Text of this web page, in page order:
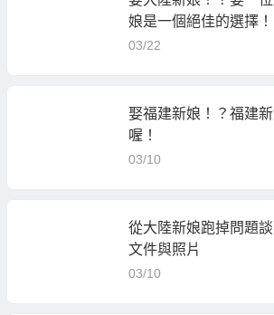
娘是一個絕佳的選擇！
03/22
娶福建新娘！？福建
喔！
03/10
從大陸新娘跑掉問題
文件與照片
03/10